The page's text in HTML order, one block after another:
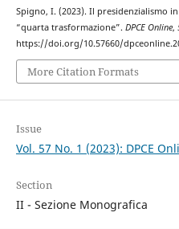
Spigno, I. (2023). Il presidenzialismo
“quarta trasformazione”. DPCE Online,
https://doi.org/10.57660/
More Citation Formats
Issue
Vol. 57 No. 1 (2023): DPCE
Section
II - Sezione Monografica